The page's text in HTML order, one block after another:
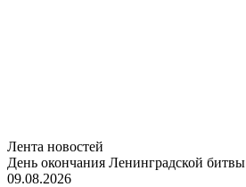
Лента новостей
День окончания Ленинградской битвы
09.08.2026